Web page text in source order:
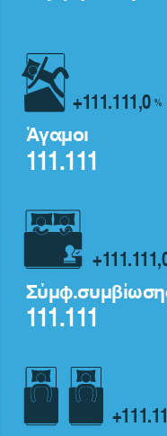
Άγαμοι
111.111
+111.111,0%
111.111